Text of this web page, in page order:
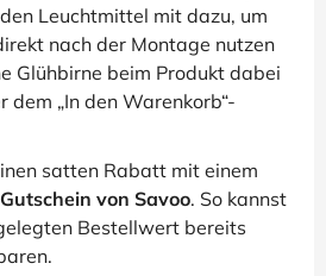
Leuchtmittel mit dazu, um
nach der Montage nutzen
Glühbirne beim Produkt dabei
dem „In den Warenkorb“-
satten Rabatt mit einem
von Savoo. So kannst
Bestellwert bereits